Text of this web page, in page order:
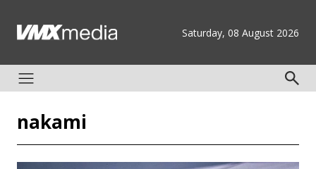
Saturday, 08 August 2026
nakami